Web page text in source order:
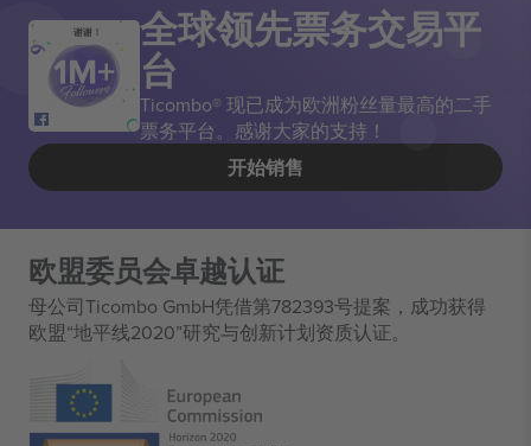
谢谢！ 全球领先票务交易平
台
Ticombo® 现已成为欧洲粉丝量最高的二手
票务平台。感谢大家的支持！
开始销售
欧盟委员会卓越认证
母公司Ticombo GmbH凭借第782393号提案，成功获得
欧盟“地平线2020”研究与创新计划资质认证。